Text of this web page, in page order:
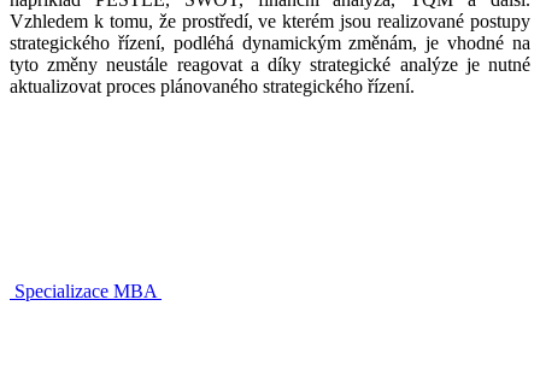
Vzhledem k tomu, že prostředí, ve kterém jsou realizované postupy
strategického řízení, podléhá dynamickým změnám, je vhodné na
tyto změny neustále reagovat a díky strategické analýze je nutné
aktualizovat proces plánovaného strategického řízení.
Specializace MBA